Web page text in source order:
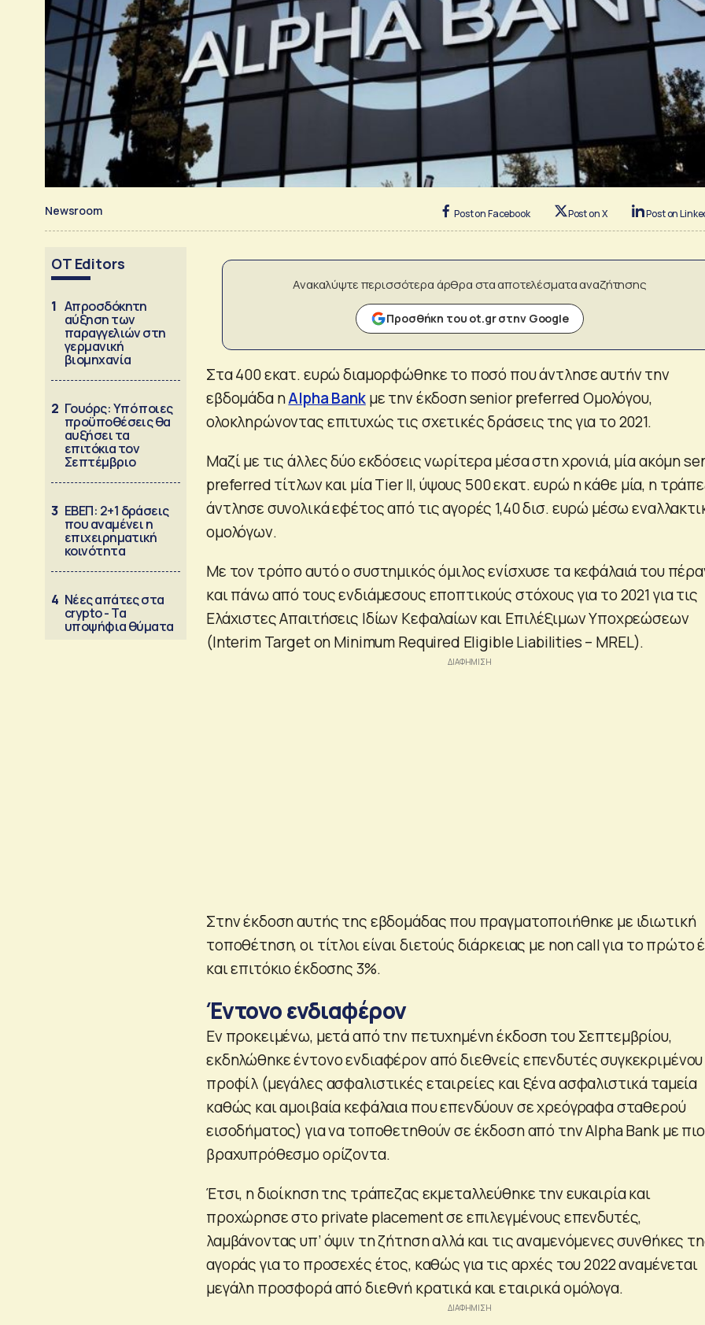
Newsroom Post on Facebook Post on X Post on
OT Editors
1 Απροσδόκητη
αύξηση των
παραγγελιών στη
γερμανική
βιομηχανία
2 Γουόρς: Υπό ποιες
προϋποθέσεις θα
αυξήσει τα
επιτόκια τον
Σεπτέμβριο
3 ΕΒΕΠ: 2+1 δράσεις
που αναμένει η
επιχειρηματική
κοινότητα
4 Νέες απάτες στα
crypto - Τα
υποψήφια θύματα
Ανακαλύψτε περισσότερα άρθρα στα αποτελέσματα αναζήτησης
Προσθήκη του ot.gr στην Google
Στα 400 εκατ. ευρώ διαμορφώθηκε το ποσό που άντλησε αυτήν την
εβδομάδα ηAlpha Bankμε την έκδοση senior preferred Ομολόγου,
ολοκληρώνοντας επιτυχώς τις σχετικές δράσεις της για το 2021.
Μαζί με τις άλλες δύο εκδόσεις νωρίτερα μέσα στη χρονιά, μία ακόμη
preferred τίτλων και μία Tier II, ύψους 500 εκατ. ευρώ η κάθε μία, η
άντλησε συνολικά εφέτος από τις αγορές 1,40 δισ. ευρώ μέσω
ομολόγων.
Με τον τρόπο αυτό ο συστημικός όμιλος ενίσχυσε τα κεφάλαιά του
και πάνω από τους ενδιάμεσους εποπτικούς στόχους για το 2021 για τις
Ελάχιστες Απαιτήσεις Ιδίων Κεφαλαίων και Επιλέξιμων Υποχρεώσεων
(Interim Target on Minimum Required Eligible Liabilities – MREL).
Στην έκδοση αυτής της εβδομάδας που πραγματοποιήθηκε με ιδιωτική
τοποθέτηση, οι τίτλοι είναι διετούς διάρκειας με non call για το πρώτο
και επιτόκιο έκδοσης 3%.
Έντονο ενδιαφέρον
Εν προκειμένω, μετά από την πετυχημένη έκδοση του Σεπτεμβρίου,
εκδηλώθηκε έντονο ενδιαφέρον από διεθνείς επενδυτές συγκεκριμένου
προφίλ (μεγάλες ασφαλιστικές εταιρείες και ξένα ασφαλιστικά ταμεία
καθώς και αμοιβαία κεφάλαια που επενδύουν σε χρεόγραφα σταθερού
εισοδήματος) για να τοποθετηθούν σε έκδοση από την Alpha Bank με πιο
βραχυπρόθεσμο ορίζοντα.
Έτσι, η διοίκηση της τράπεζας εκμεταλλεύθηκε την ευκαιρία και
προχώρησε στο private placement σε επιλεγμένους επενδυτές,
λαμβάνοντας υπ’ όψιν τη ζήτηση αλλά και τις αναμενόμενες συνθήκες
αγοράς για το προσεχές έτος, καθώς για τις αρχές του 2022 αναμένεται
μεγάλη προσφορά από διεθνή κρατικά και εταιρικά ομόλογα.